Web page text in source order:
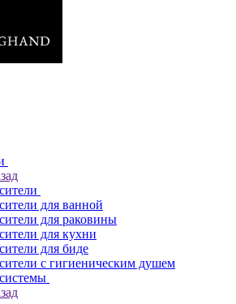
для ванной
для раковины
для кухни
для биде
с гигиеническим душем